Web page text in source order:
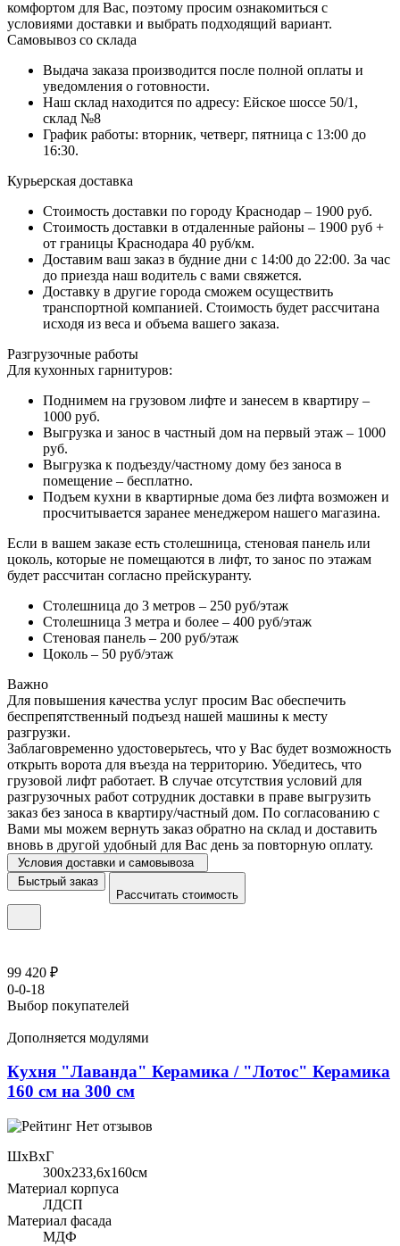
комфортом для Вас, поэтому просим ознакомиться с
условиями доставки и выбрать подходящий вариант.
Самовывоз со склада
Выдача заказа производится после полной оплаты и
уведомления о готовности.
Наш склад находится по адресу: Ейское шоссе 50/1,
склад №8
График работы: вторник, четверг, пятница с 13:00 до
16:30.
Курьерская доставка
Стоимость доставки по городу Краснодар – 1900 руб.
Стоимость доставки в отдаленные районы – 1900 руб +
от границы Краснодара 40 руб/км.
Доставим ваш заказ в будние дни с 14:00 до 22:00. За час
до приезда наш водитель с вами свяжется.
Доставку в другие города сможем осуществить
транспортной компанией. Стоимость будет рассчитана
исходя из веса и объема вашего заказа.
Разгрузочные работы
Для кухонных гарнитуров:
Поднимем на грузовом лифте и занесем в квартиру –
1000 руб.
Выгрузка и занос в частный дом на первый этаж – 1000
руб.
Выгрузка к подъезду/частному дому без заноса в
помещение – бесплатно.
Подъем кухни в квартирные дома без лифта возможен и
просчитывается заранее менеджером нашего магазина.
Если в вашем заказе есть столешница, стеновая панель или
цоколь, которые не помещаются в лифт, то занос по этажам
будет рассчитан согласно прейскуранту.
Столешница до 3 метров – 250 руб/этаж
Столешница 3 метра и более – 400 руб/этаж
Стеновая панель – 200 руб/этаж
Цоколь – 50 руб/этаж
Важно
Для повышения качества услуг просим Вас обеспечить
беспрепятственный подъезд нашей машины к месту
разгрузки.
Заблаговременно удостоверьтесь, что у Вас будет возможность
открыть ворота для въезда на территорию. Убедитесь, что
грузовой лифт работает. В случае отсутствия условий для
разгрузочных работ сотрудник доставки в праве выгрузить
заказ без заноса в квартиру/частный дом. По согласованию с
Вами мы можем вернуть заказ обратно на склад и доставить
вновь в другой удобный для Вас день за повторную оплату.
Условия доставки и самовывоза
Быстрый заказ
Рассчитать стоимость
99 420 ₽
0-0-18
Выбор покупателей
Дополняется модулями
Кухня "Лаванда" Керамика / "Лотос" Керамика
160 см на 300 см
Нет отзывов
ШхВхГ
300x233,6х160см
Материал корпуса
ЛДСП
Материал фасада
МДФ